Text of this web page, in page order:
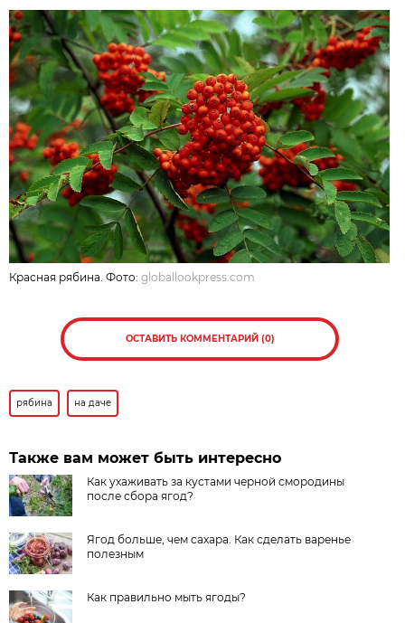
Красная рябина. Фото:globallookpress.com
ОСТАВИТЬ КОММЕНТАРИЙ (0)
рябина на даче
Также вам может быть интересно
Как ухаживать за кустами черной смородины
после сбора ягод?
Ягод больше, чем сахара. Как сделать варенье
полезным
Как правильно мыть ягоды?